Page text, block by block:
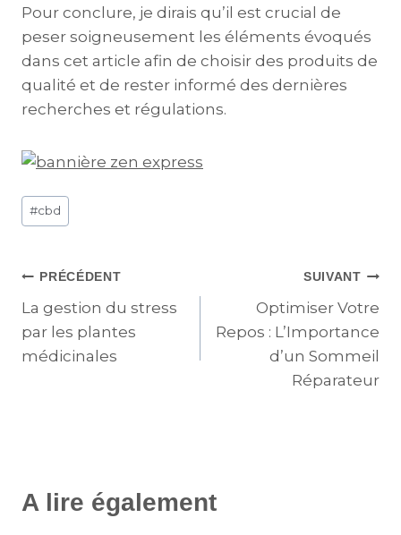
Pour conclure, je dirais qu’il est crucial de
peser soigneusement les éléments évoqués
dans cet article afin de choisir des produits de
qualité et de rester informé des dernières
recherches et régulations.
#cbd
PRÉCÉDENT
La gestion du stress
par les plantes
médicinales
SUIVANT
Optimiser Votre
Repos : L’Importance
d’un Sommeil
Réparateur
A lire également